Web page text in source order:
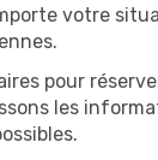
votre
pour
les